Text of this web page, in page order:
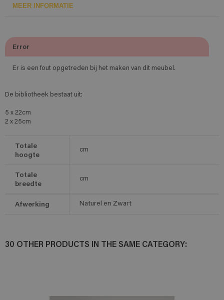
MEER INFORMATIE
Error
Er is een fout opgetreden bij het maken van dit meubel.
De bibliotheek bestaat uit:
5 x 22cm
2 x 25cm
Totale
hoogte
cm
Totale
breedte
cm
Afwerking Naturel en Zwart
30 OTHER PRODUCTS IN THE SAME CATEGORY: